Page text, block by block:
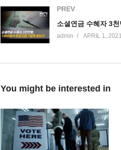
PREV
admin APRIL 1, 2021
You might be interested in